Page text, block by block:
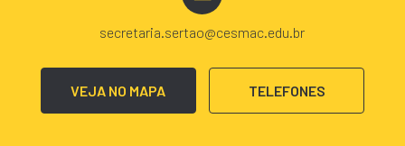
secretaria.sertao@cesmac.edu.br
VEJA NO MAPA TELEFONES